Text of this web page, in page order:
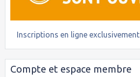
Inscriptions en ligne exclusivement
Compte et espace membre